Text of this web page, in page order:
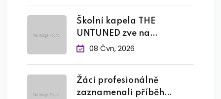
Školní kapela THE
UNTUNED zve na
závěrečný
08 Čvn, 2026
Žáci profesionálně
zaznamenali příběh